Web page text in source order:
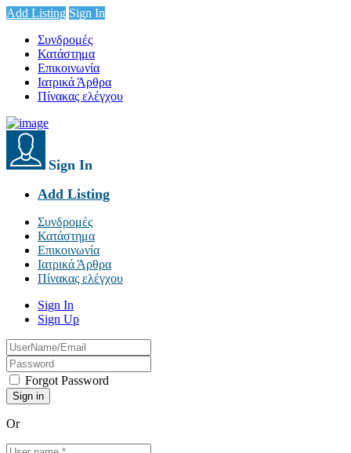
Add Listing Sign In
Συνδρομές
Κατάστημα
Επικοινωνία
Ιατρικά Άρθρα
Πίνακας ελέγχου
Sign In
Add Listing
Συνδρομές
Κατάστημα
Επικοινωνία
Ιατρικά Άρθρα
Πίνακας ελέγχου
Sign In
Sign Up
Forgot Password
Or